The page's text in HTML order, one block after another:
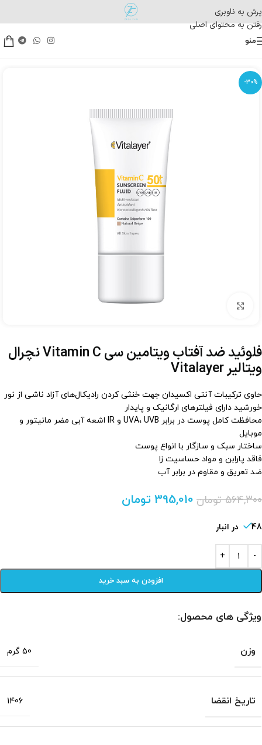
پرش به ناوبری
رفتن به محتوای اصلی
منو
-30%
برای بزرگنمایی کلیک کنید
فلوئید ضد آفتاب ویتامین سی Vitamin C نچرال
ویتالیر Vitalayer
حاوی ترکیبات آنتی اکسیدان جهت خنثی کردن رادیکال‌های آزاد ناشی از نور
خورشید دارای فیلترهای ارگانیک و پایدار
محافظت کامل پوست در برابر UVA، UVB و IR اشعه آبی مضر مانیتور و
موبایل
ساختار سبک و سازگار با انواع پوست
فاقد پارابن و مواد حساسیت زا
ضد تعریق و مقاوم در برابر آب
564,300 تومان 395,010 تومان
48 در انبار
افزودن به سبد خرید
ویژگی های محصول:
وزن 50 گرم
تاریخ انقضا 1406